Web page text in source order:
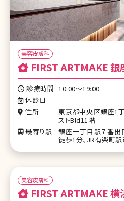
美容皮膚科
FIRST ARTMAKE 銀
診療時間 10:00〜19:00
休診日
住所
東京都中央区銀座1
ストBld11階
最寄り駅
銀座⼀丁⽬駅７番出
徒歩1分、JR有楽町
美容皮膚科
FIRST ARTMAKE 横